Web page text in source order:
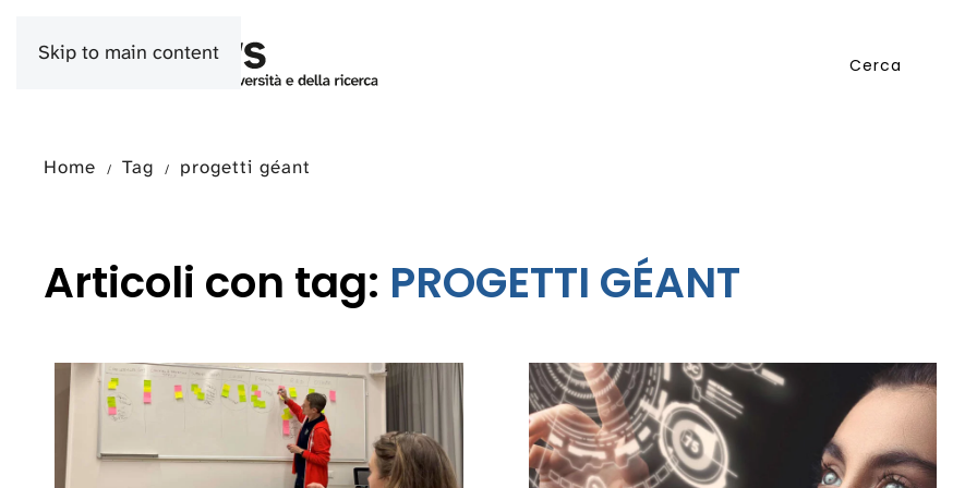
Skip to main content
Home Tag progetti géant
Articoli con tag: PROGETTI GÉANT